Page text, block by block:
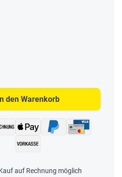
Wert ein oder
den Warenkorb
auf Rechnung möglich